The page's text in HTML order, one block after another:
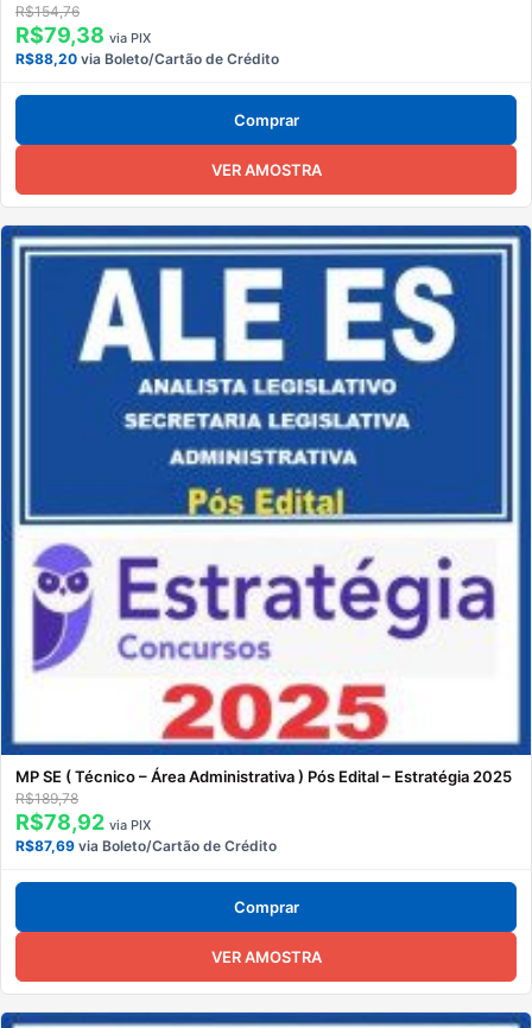
R$154,76
R$79,38 via PIX
R$88,20 via Boleto/Cartão de Crédito
Comprar
VER AMOSTRA
MP SE ( Técnico – Área Administrativa ) Pós Edital – Estratégia 2025
R$189,78
R$78,92 via PIX
R$87,69 via Boleto/Cartão de Crédito
Comprar
VER AMOSTRA